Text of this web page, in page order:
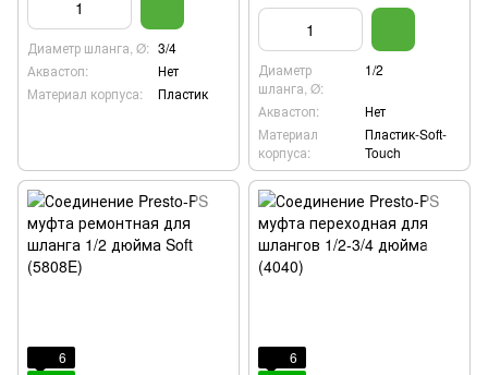
Диаметр шланга, Ø: 3/4
Аквастоп:
Нет
Материал корпуса:
Пластик
Диаметр
шланга, Ø:
1/2
Аквастоп:
Нет
Материал
корпуса:
Пластик-Soft-
Touch
6
6